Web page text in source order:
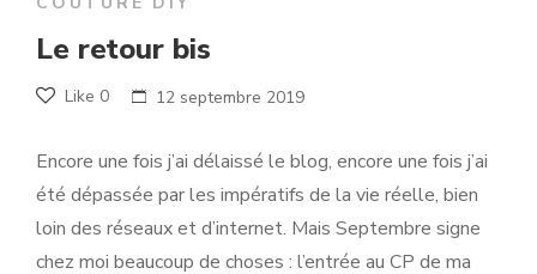
Le retour bis
Like 0 12 septembre 2019
Encore une fois j’ai délaissé le blog, encore une fois j’ai
été dépassée par les impératifs de la vie réelle, bien
loin des réseaux et d’internet. Mais Septembre signe
chez moi beaucoup de choses : l’entrée au CP de ma